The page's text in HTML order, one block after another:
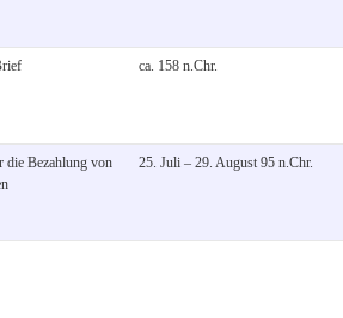
ca. 158 n.Chr.
die Bezahlung von
25. Juli – 29. August 95 n.Chr.